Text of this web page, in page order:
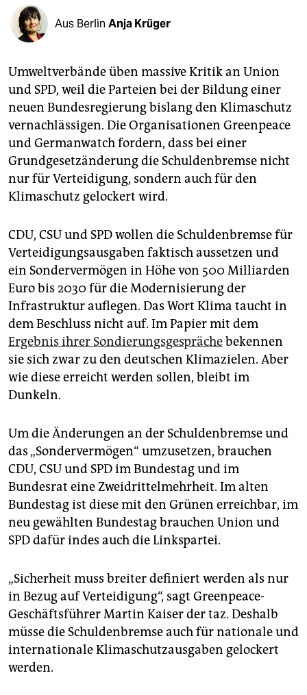
abo
genossenschaft
epaper login
Aus Berlin Anja Krüger
Umweltverbände üben massive Kritik an Union
und SPD, weil die Parteien bei der Bildung einer
neuen Bundesregierung bislang den Klimaschutz
vernachlässigen. Die Organisationen Greenpeace
und Germanwatch fordern, dass bei einer
Grundgesetzänderung die Schuldenbremse nicht
nur für Verteidigung, sondern auch für den
Klimaschutz gelockert wird.
CDU, CSU und SPD wollen die Schuldenbremse für
Verteidigungsausgaben faktisch aussetzen und
ein Sondervermögen in Höhe von 500 Milliarden
Euro bis 2030 für die Modernisierung der
Infrastruktur auflegen. Das Wort Klima taucht in
dem Beschluss nicht auf. Im Papier mit dem
Ergebnis ihrer Sondierungsgesprächebekennen
sie sich zwar zu den deutschen Klimazielen. Aber
wie diese erreicht werden sollen, bleibt im
Dunkeln.
Um die Änderungen an der Schuldenbremse und
das „Sondervermögen“ umzusetzen, ­brauchen
CDU, CSU und SPD im Bundestag und im
Bundesrat eine Zweidrittelmehrheit. Im alten
Bundestag ist diese mit den Grünen erreichbar, im
neu gewählten Bundestag brauchen Union und
SPD dafür indes auch die Linkspartei.
„Sicherheit muss breiter definiert werden als nur
in Bezug auf Verteidigung“, sagt Greenpeace-
Geschäftsführer Martin Kaiser der taz. Deshalb
müsse die Schuldenbremse auch für nationale und
internationale Klimaschutzausgaben gelockert
werden.